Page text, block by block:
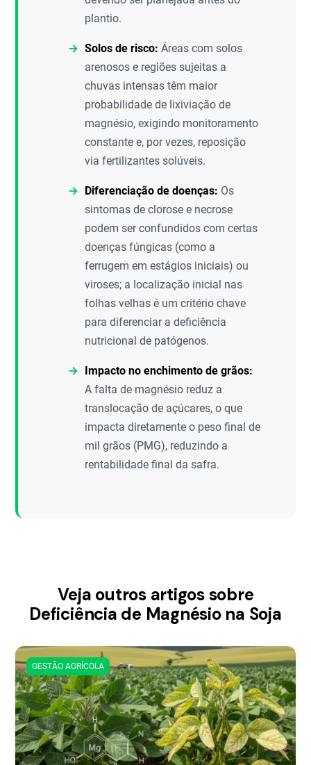
plantio.
Solos de risco: Áreas com solos
arenosos e regiões sujeitas a
chuvas intensas têm maior
probabilidade de lixiviação de
magnésio, exigindo monitoramento
constante e, por vezes, reposição
via fertilizantes solúveis.
Diferenciação de doenças: Os
sintomas de clorose e necrose
podem ser confundidos com certas
doenças fúngicas (como a
ferrugem em estágios iniciais) ou
viroses; a localização inicial nas
folhas velhas é um critério chave
para diferenciar a deficiência
nutricional de patógenos.
Impacto no enchimento de grãos:
A falta de magnésio reduz a
translocação de açúcares, o que
impacta diretamente o peso final de
mil grãos (PMG), reduzindo a
rentabilidade final da safra.
Veja outros artigos sobre
Deficiência de Magnésio na Soja
GESTÃO AGRÍCOLA